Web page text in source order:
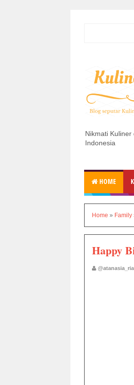
Nikmati Kuliner
Indonesia
HOME
Home » Family
Happy